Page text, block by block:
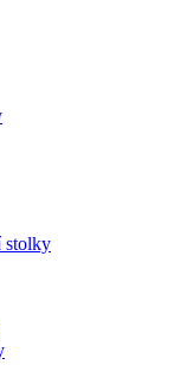
stolky